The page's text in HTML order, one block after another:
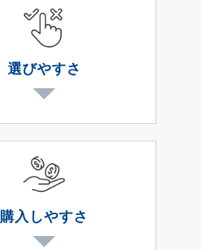
選びやすさ
購入しやすさ